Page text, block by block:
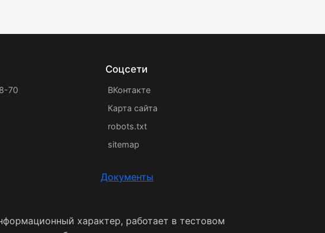
70
Соцсети
ВКонтакте
Карта сайта
robots.txt
sitemap
Документы
характер, работает в тестовом